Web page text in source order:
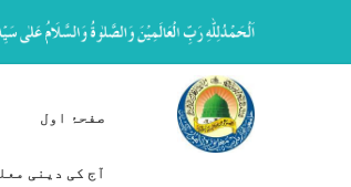
صفحۂ اول
آج کی دینی